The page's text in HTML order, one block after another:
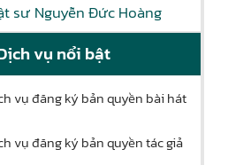
sư Nguyễn Đức Hoàng
vụ nổi bật
vụ đăng ký bản quyền bài hát
vụ đăng ký bản quyền tác giả